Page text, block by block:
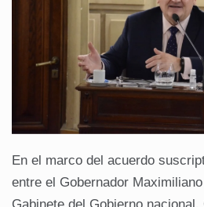
En el marco del acuerdo
entre el Gobernador